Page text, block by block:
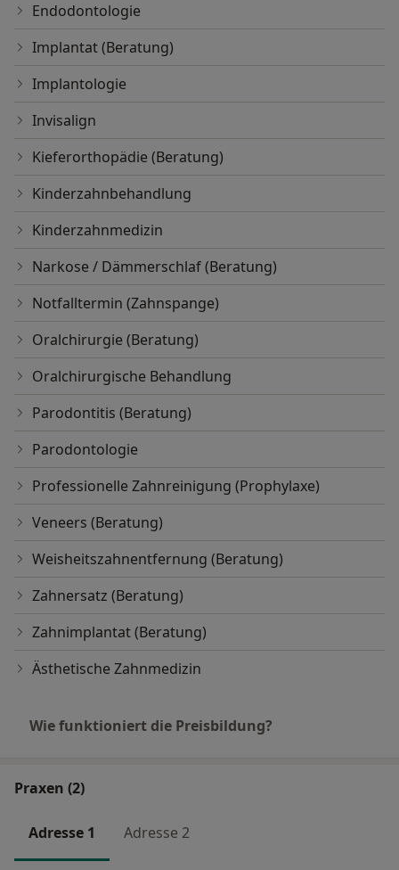
Endodontologie
Implantat (Beratung)
Implantologie
Invisalign
Kieferorthopädie (Beratung)
Kinderzahnbehandlung
Kinderzahnmedizin
Narkose / Dämmerschlaf (Beratung)
Notfalltermin (Zahnspange)
Oralchirurgie (Beratung)
Oralchirurgische Behandlung
Parodontitis (Beratung)
Parodontologie
Professionelle Zahnreinigung (Prophylaxe)
Veneers (Beratung)
Weisheitszahnentfernung (Beratung)
Zahnersatz (Beratung)
Zahnimplantat (Beratung)
Ästhetische Zahnmedizin
Wie funktioniert die Preisbildung?
Praxen (2)
Adresse 1 Adresse 2